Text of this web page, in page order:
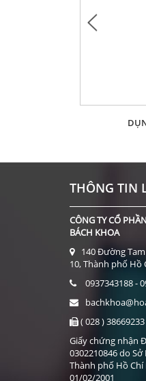
THÔNG TIN
CÔNG TY CỔ
BÁCH KHOA
140 Đường
10, Thành phố Hồ
0937343188 -
( 028 ) 38669233
Giấy chứng nhận
0302210846 do
Thành phố Hồ
01/02/2001